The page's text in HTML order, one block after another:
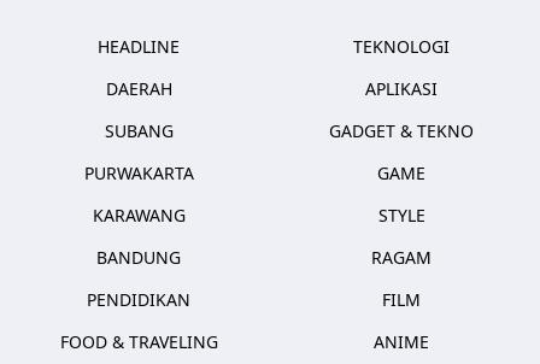
HEADLINE
DAERAH
SUBANG
PURWAKARTA
KARAWANG
BANDUNG
PENDIDIKAN
FOOD & TRAVELING
TEKNOLOGI
APLIKASI
GADGET & TEKNO
GAME
STYLE
RAGAM
FILM
ANIME